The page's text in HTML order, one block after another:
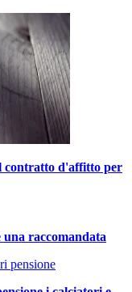
contratto d'affitto per
raccomandata